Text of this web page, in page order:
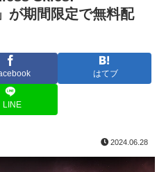
期間限定で無料配
はてブ
LINE
2024.06.28